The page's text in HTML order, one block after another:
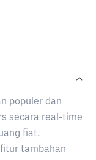
populer dan
secara real-time
fiat.
tambahan